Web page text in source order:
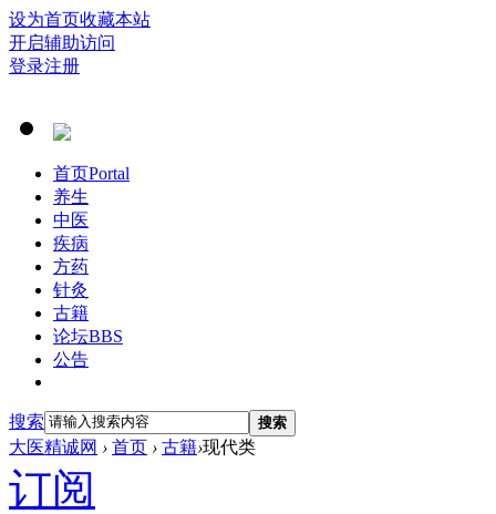
设为首页收藏本站
开启辅助访问
登录注册
首页Portal
养生
中医
疾病
方药
针灸
古籍
论坛BBS
公告
搜索 搜索
大医精诚网 › 首页 › 古籍›现代类
订阅